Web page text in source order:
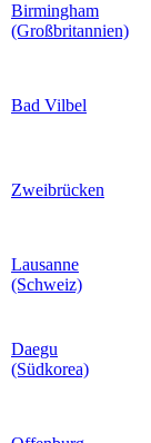
Birmingham
(Großbritannien)
Bad Vilbel
Zweibrücken
Lausanne
(Schweiz)
Daegu
(Südkorea)